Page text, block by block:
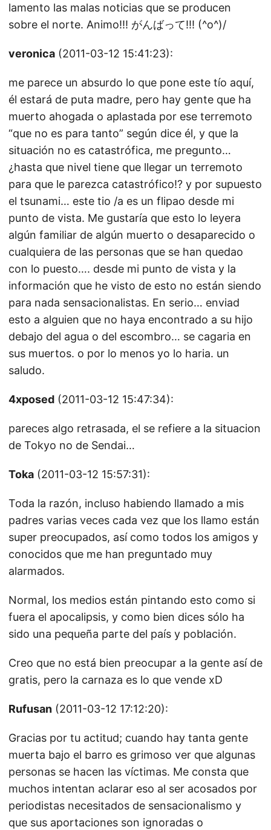
lamento las malas noticias que se producen
sobre el norte. Animo!!! がんばって!!! (^o^)/
veronica (2011-03-12 15:41:23):
me parece un absurdo lo que pone este tío aquí,
él estará de puta madre, pero hay gente que ha
muerto ahogada o aplastada por ese terremoto
“que no es para tanto” según dice él, y que la
situación no es catastrófica, me pregunto…
¿hasta que nivel tiene que llegar un terremoto
para que le parezca catastrófico!? y por supuesto
el tsunami… este tio /a es un flipao desde mi
punto de vista. Me gustaría que esto lo leyera
algún familiar de algún muerto o desaparecido o
cualquiera de las personas que se han quedao
con lo puesto…. desde mi punto de vista y la
información que he visto de esto no están siendo
para nada sensacionalistas. En serio… enviad
esto a alguien que no haya encontrado a su hijo
debajo del agua o del escombro… se cagaria en
sus muertos. o por lo menos yo lo haria. un
saludo.
4xposed (2011-03-12 15:47:34):
pareces algo retrasada, el se refiere a la situacion
de Tokyo no de Sendai…
Toka (2011-03-12 15:57:31):
Toda la razón, incluso habiendo llamado a mis
padres varias veces cada vez que los llamo están
super preocupados, así como todos los amigos y
conocidos que me han preguntado muy
alarmados.
Normal, los medios están pintando esto como si
fuera el apocalipsis, y como bien dices sólo ha
sido una pequeña parte del país y población.
Creo que no está bien preocupar a la gente así de
gratis, pero la carnaza es lo que vende xD
Rufusan (2011-03-12 17:12:20):
Gracias por tu actitud; cuando hay tanta gente
muerta bajo el barro es grimoso ver que algunas
personas se hacen las víctimas. Me consta que
muchos intentan aclarar eso al ser acosados por
periodistas necesitados de sensacionalismo y
que sus aportaciones son ignoradas o